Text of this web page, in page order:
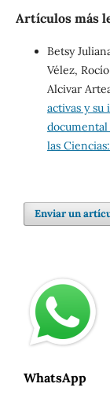
Artículos más
Betsy
Vélez,
Alcivar
activas y su
documental
las
Enviar un
WhatsApp